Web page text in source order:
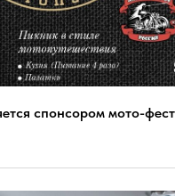
спонсором мото-